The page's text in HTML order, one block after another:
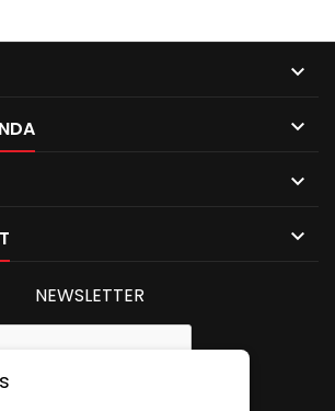




NEWSLETTER